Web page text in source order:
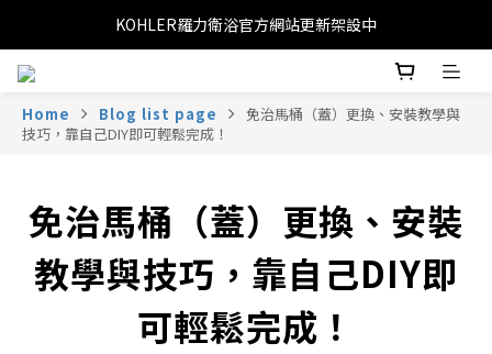
KOHLER羅力衛浴官方網站更新架設中
Home Blog list page
免治馬桶（蓋）更換、安裝教學與
技巧，靠自己DIY即可輕鬆完成！
免治馬桶（蓋）更換、安裝
教學與技巧，靠自己DIY即
可輕鬆完成！